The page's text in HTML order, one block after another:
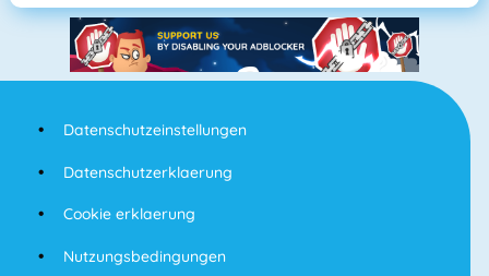
Datenschutzeinstellungen
Datenschutzerklaerung
Cookie erklaerung
Nutzungsbedingungen